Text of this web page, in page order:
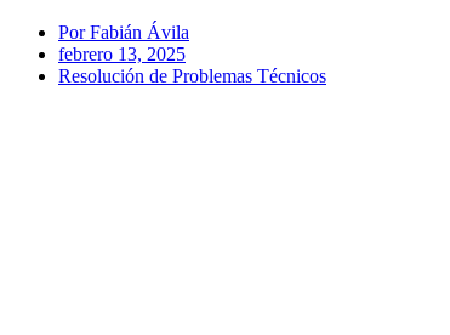
PorFabián Ávila
febrero 13, 2025
Resolución de Problemas Técnicos